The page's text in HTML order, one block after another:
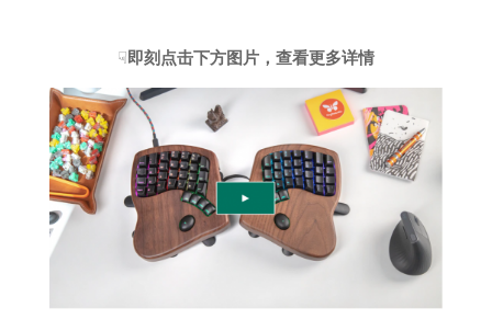
☟即刻点击下方图片，查看更多详情